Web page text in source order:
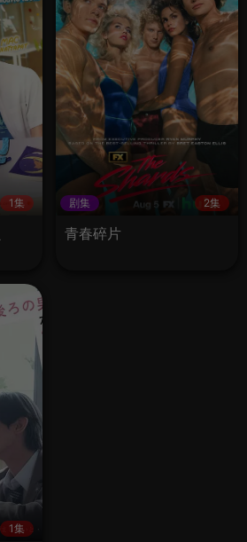
1集 剧集 2集
青春碎片
1集